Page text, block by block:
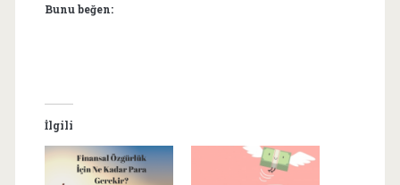
Bunu beğen:
İlgili